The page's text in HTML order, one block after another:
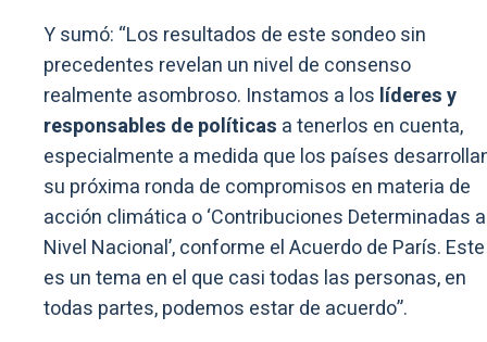
Y sumó: “Los resultados de este sondeo sin
precedentes revelan un nivel de consenso
realmente asombroso. Instamos a los líderes y
responsables de políticas a tenerlos en cuenta,
especialmente a medida que los países
su próxima ronda de compromisos en materia de
acción climática o ‘Contribuciones Determinadas a
Nivel Nacional’, conforme el Acuerdo de París. Este
es un tema en el que casi todas las personas, en
todas partes, podemos estar de acuerdo”.